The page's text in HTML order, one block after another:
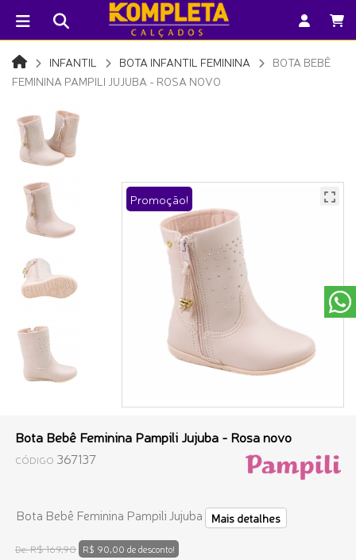
INFANTIL BOTA INFANTIL FEMININA
BOTA BEBÊ
FEMININA PAMPILI JUJUBA - ROSA NOVO
Promoção!
Bota Bebê Feminina Pampili Jujuba - Rosa novo
CÓDIGO 367137
Bota Bebê Feminina Pampili Jujuba Mais detalhes
De:R$ 169,90 R$ 90,00 de desconto!